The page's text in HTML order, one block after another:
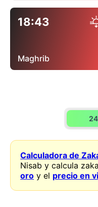
18:43
Maghrib
Calculadora de
Nisab y calcula
oro y el precio en